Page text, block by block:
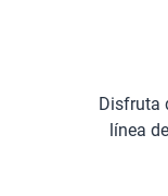
Disfruta
línea